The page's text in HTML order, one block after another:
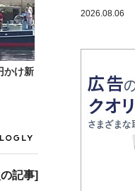
かけ新
記事]
2026.08.06